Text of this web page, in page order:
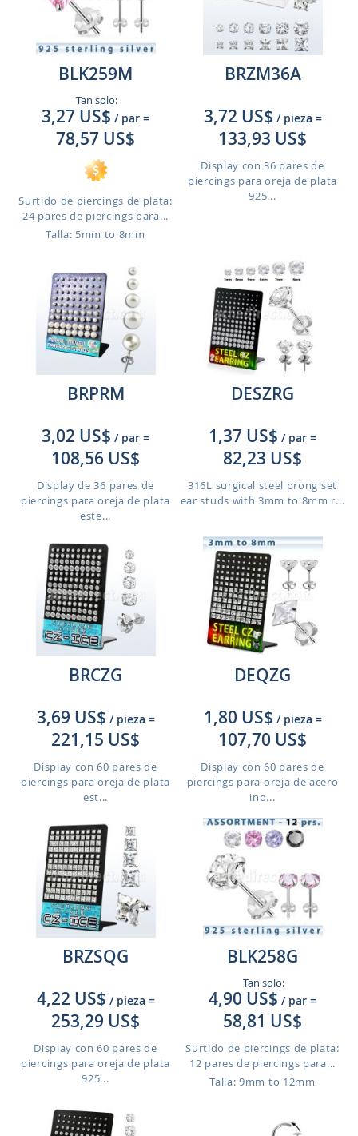
BLK259M
Tan solo:
3,27 US$ / par =
78,57 US$
Surtido de piercings de plata:
24 pares de piercings para...
Talla: 5mm to 8mm
BRZM36A
3,72 US$ / pieza =
133,93 US$
Display con 36 pares de
piercings para oreja de plata
925...
BRPRM
3,02 US$ / par =
108,56 US$
Display de 36 pares de
piercings para oreja de plata
este...
DESZRG
1,37 US$ / par =
82,23 US$
316L surgical steel prong set
ear studs with 3mm to 8mm r...
BRCZG
3,69 US$ / pieza =
221,15 US$
Display con 60 pares de
piercings para oreja de plata
est...
DEQZG
1,80 US$ / pieza =
107,70 US$
Display con 60 pares de
piercings para oreja de acero
ino...
BRZSQG
4,22 US$ / pieza =
253,29 US$
Display con 60 pares de
piercings para oreja de plata
925...
BLK258G
Tan solo:
4,90 US$ / par =
58,81 US$
Surtido de piercings de plata:
12 pares de piercings para...
Talla: 9mm to 12mm